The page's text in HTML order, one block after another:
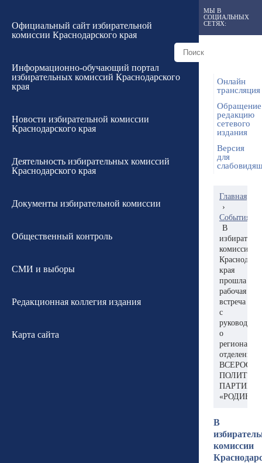
Официальный сайт избирательной
комиссии Краснодарского края
Информационно-обучающий портал
избирательных комиссий Краснодарского
края
Новости избирательной комиссии
Краснодарского края
Деятельность избирательных комиссий
Краснодарского края
Документы избирательной комиссии
Общественный контроль
СМИ и выборы
Редакционная коллегия издания
Карта сайта
МЫ В
СОЦИАЛЬНЫХ
СЕТЯХ:
Онлайн
трансляция
редакцию
сетевого
издания
Версия
для
Главная
›
События
В
комиссии
края
прошла
рабочая
встреча
с
о
отделения
ПАРТИИ
«РОДИНА»
В
комиссии